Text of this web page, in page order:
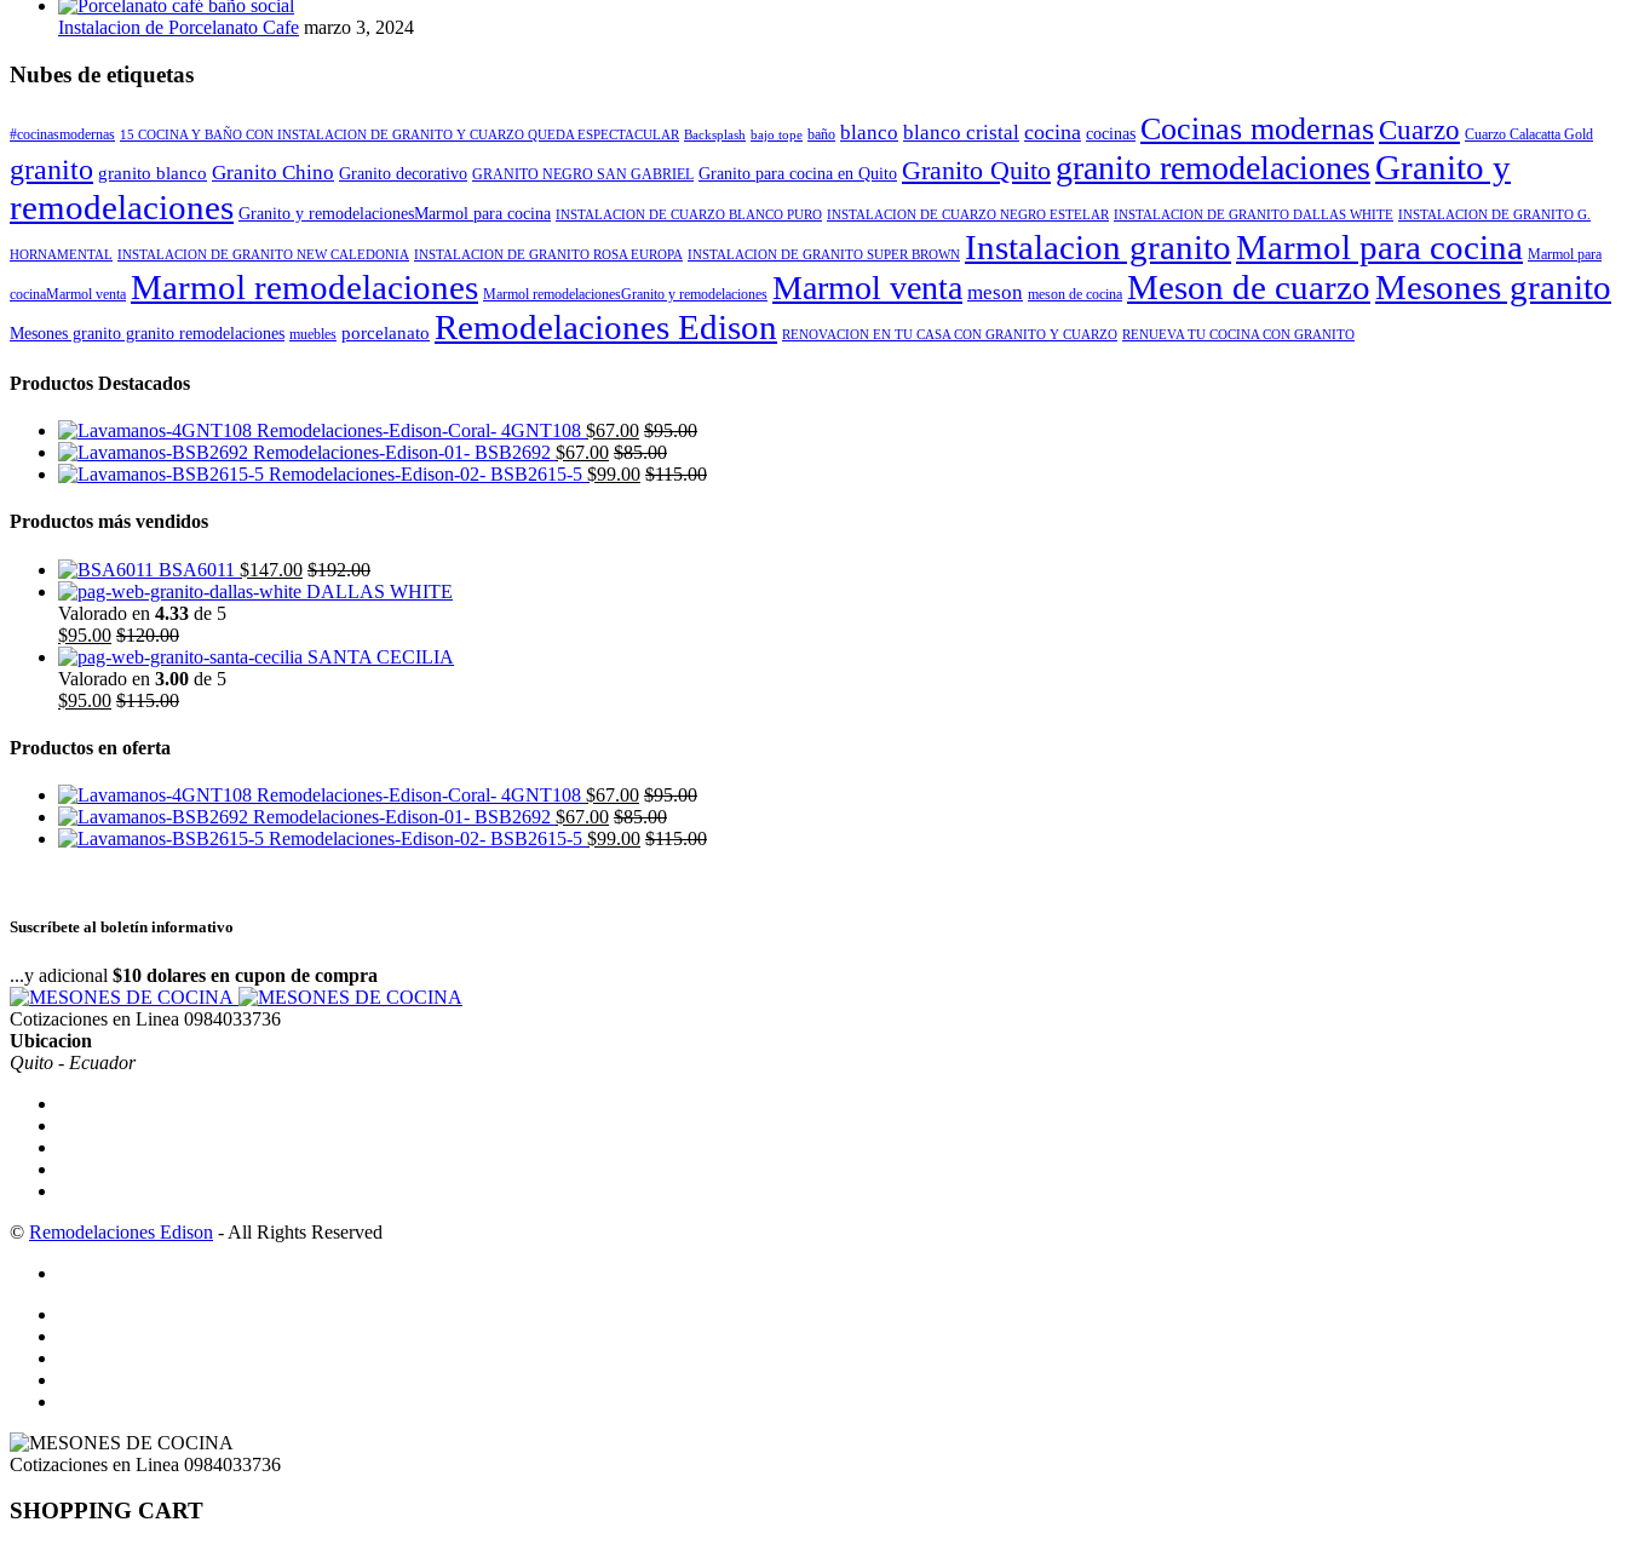
Instalacion de Porcelanato Cafe marzo 3, 2024
Nubes de etiquetas
#cocinasmodernas 15 COCINA Y BAÑO CON INSTALACION DE GRANITO Y CUARZO QUEDA ESPECTACULAR Backsplash bajo tope baño blanco blanco cristal cocina cocinas Cocinas modernas Cuarzo Cuarzo Calacatta Gold
granito granito blanco Granito Chino Granito decorativo GRANITO NEGRO SAN GABRIEL Granito para cocina en Quito Granito Quito granito remodelacionesGranito y
remodelaciones Granito y remodelacionesMarmol para cocina INSTALACION DE CUARZO BLANCO PURO INSTALACION DE CUARZO NEGRO ESTELAR INSTALACION DE GRANITO DALLAS WHITE INSTALACION DE GRANITO G.
HORNAMENTAL INSTALACION DE GRANITO NEW CALEDONIA INSTALACION DE GRANITO ROSA EUROPA INSTALACION DE GRANITO SUPER BROWN Instalacion granitoMarmol para cocina Marmol para
cocinaMarmol venta Marmol remodelaciones Marmol remodelacionesGranito y remodelaciones Marmol venta meson meson de cocina Meson de cuarzoMesones granito
Mesones granito granito remodelaciones muebles porcelanato Remodelaciones Edison RENOVACION EN TU CASA CON GRANITO Y CUARZO RENUEVA TU COCINA CON GRANITO
Productos Destacados
4GNT108 $67.00 $95.00
BSB2692 $67.00 $85.00
BSB2615-5 $99.00 $115.00
Productos más vendidos
BSA6011 $147.00 $192.00
DALLAS WHITE
Valorado en 4.33 de 5
$95.00 $120.00
SANTA CECILIA
Valorado en 3.00 de 5
$95.00 $115.00
Productos en oferta
4GNT108 $67.00 $95.00
BSB2692 $67.00 $85.00
BSB2615-5 $99.00 $115.00
Suscríbete al boletín informativo
...y adicional $10 dolares en cupon de compra
Cotizaciones en Linea 0984033736
Ubicacion
Quito - Ecuador
© Remodelaciones Edison - All Rights Reserved
Cotizaciones en Linea 0984033736
SHOPPING CART